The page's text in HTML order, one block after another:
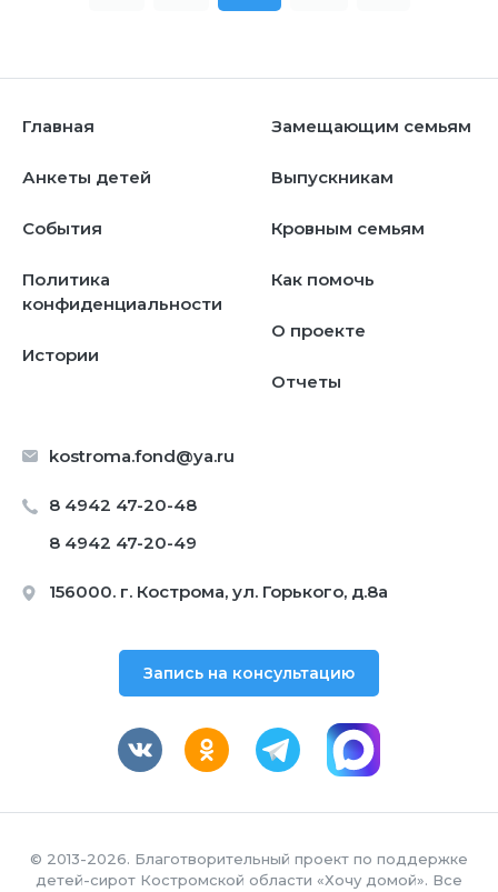
kostroma.fond@ya.ru
8 4942 47-20-48
8 4942 47-20-49
156000. г. Кострома, ул. Горького, д.8а
Главная
Анкеты детей
События
Политика
конфиденциальности
Истории
Замещающим семьям
Выпускникам
Кровным семьям
Как помочь
О проекте
Отчеты
Запись на консультацию
© 2013-2026. Благотворительный проект по поддержке
детей-сирот Костромской области «Хочу домой». Все